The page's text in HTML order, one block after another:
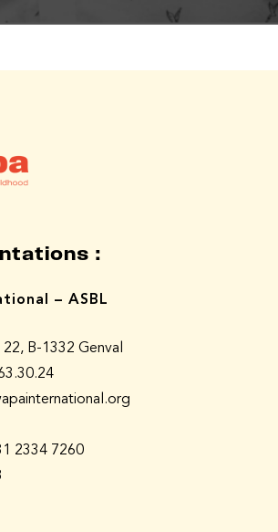
:
– ASBL
22, B-1332 Genval
2334 7260